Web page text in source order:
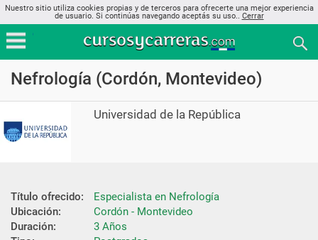
Nuestro sitio utiliza cookies propias y de terceros para ofrecerte una mejor experiencia
de usuario. Si continúas navegando aceptás su uso.. Cerrar
Nefrología (Cordón, Montevideo)
Universidad de la República
Título ofrecido:
Especialista en Nefrología
Ubicación:
Cordón - Montevideo
Duración:
3 Años